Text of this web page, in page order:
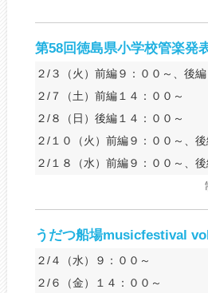
第58回徳島県小学校管楽発
２/３（火）前編９：００～、後
２/７（土）前編１４：００～
２/８（日）後編１４：００～
２/１０（火）前編９：００～、
２/１８（水）前編９：００～、
うだつ船場musicfestival
２/４（水）９：００～
２/６（金）１４：００～